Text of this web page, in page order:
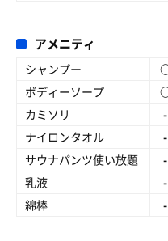
アメニティ
シャンプー
ボディーソープ
カミソリ
-
ナイロンタオル
-
サウナパンツ使い放題
-
乳液
-
綿棒
-